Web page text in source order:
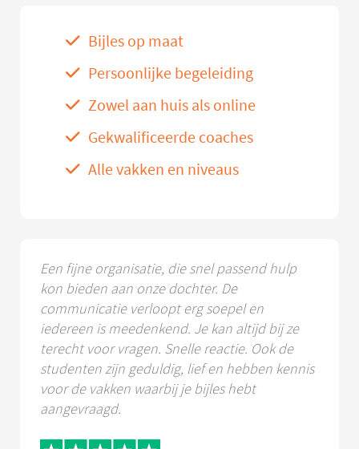
Bijles op maat
Persoonlijke begeleiding
Zowel aan huis als online
Gekwalificeerde coaches
Alle vakken en niveaus
Een fijne organisatie, die snel passend hulp
kon bieden aan onze dochter. De
communicatie verloopt erg soepel en
iedereen is meedenkend. Je kan altijd bij ze
terecht voor vragen. Snelle reactie. Ook de
studenten zijn geduldig, lief en hebben kennis
voor de vakken waarbij je bijles hebt
aangevraagd.